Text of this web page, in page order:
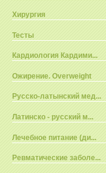
Хирургия
Тесты
Кардиология Кардими...
Ожирение. Overweight
Русско-латынский мед...
Латинско - русский м...
Лечебное питание (ди...
Ревматические заболе...